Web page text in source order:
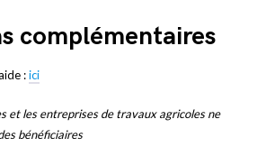
complémentaires
:ici
et les entreprises de travaux agricoles ne
bénéficiaires